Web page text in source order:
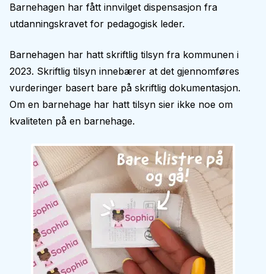
Barnehagen har fått innvilget dispensasjon fra
utdanningskravet for pedagogisk leder.
Barnehagen har hatt skriftlig tilsyn fra kommunen i
2023. Skriftlig tilsyn innebærer at det gjennomføres
vurderinger basert bare på skriftlig dokumentasjon.
Om en barnehage har hatt tilsyn sier ikke noe om
kvaliteten på en barnehage.